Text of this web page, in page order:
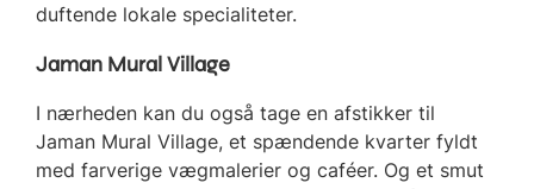
duftende lokale specialiteter.
Jaman Mural Village
I nærheden kan du også tage en afstikker til
Jaman Mural Village, et spændende kvarter fyldt
med farverige vægmalerier og caféer. Og et smut